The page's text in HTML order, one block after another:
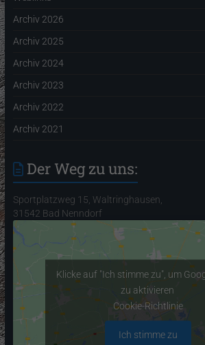
Archiv 2026
Archiv 2025
Archiv 2024
Archiv 2023
Archiv 2022
Archiv 2021
Der Weg zu uns:
Sportplatzweg 15, Waltringhausen,
31542 Bad Nenndorf
Klicke auf "Ich stimme zu", um
zu aktivieren
Cookie-Richtlinie
Ich stimme zu